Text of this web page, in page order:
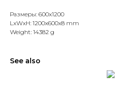
Размеры: 600x1200
LxWxH: 1200x600x8 mm
Weight: 14382 g
See also